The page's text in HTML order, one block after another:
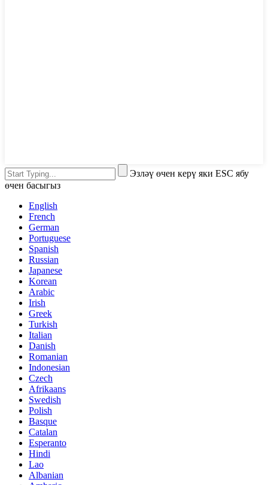
Эзләү өчен керү яки ESC ябу
өчен басыгыз
English
French
German
Portuguese
Spanish
Russian
Japanese
Korean
Arabic
Irish
Greek
Turkish
Italian
Danish
Romanian
Indonesian
Czech
Afrikaans
Swedish
Polish
Basque
Catalan
Esperanto
Hindi
Lao
Albanian